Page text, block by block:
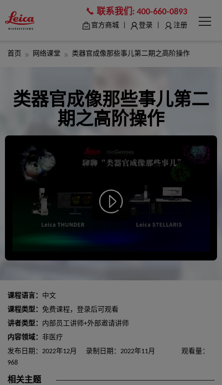
联系我们: 400-660-0893
官方商城 登录 注册
首页 网络课堂 类器官成像那些事儿第二期之高阶操作
类器官成像那些事儿第二
期之高阶操作
课程语言： 中文
课程类型： 免费课程，登录后可观看
讲者类型： 内部员工讲师+外部邀请讲师
内容领域： 非医疗
发布日期：2022年12月
录制日期：2022年11月
观看量：
968
相关主题